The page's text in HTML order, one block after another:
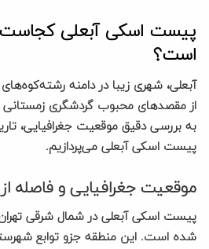
پیست اسکی آبعلی کجاست
است؟
آبعلی، شهری زیبا در دامنه
از مقصدهای محبوب گردشگری زمستانی
به بررسی دقیق موقعیت جغرافیایی،
پیست اسکی آبعلی می‌پردازیم.
موقعیت جغرافیایی و فاصله
پیست اسکی آبعلی در شمال شرقی تهران
شده است. این منطقه جزو توابع